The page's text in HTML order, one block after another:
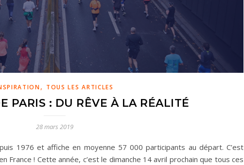
, TOUS LES ARTICLES
PARIS : DU RÊVE À LA RÉALITÉ
28 mars 2019
1976 et affiche en moyenne 57 000 participants au départ. C’est
France ! Cette année, c’est le dimanche 14 avril prochain que tous ces